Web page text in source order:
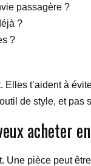
passagère ?
?
?
t’aident à
de style, et
acheter
Une pièce peut